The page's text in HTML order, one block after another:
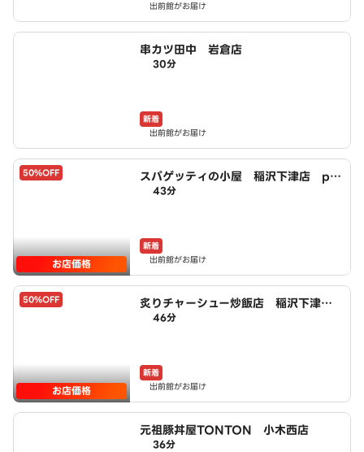
出前館がお届け
串カツ田中 岩倉店
30分
新着
出前館がお届け
50%OFF
お店価格
スパゲッティの小屋 稲沢下津店 po
wered by LAWSON
43分
新着
出前館がお届け
50%OFF
お店価格
炙りチャーシュー炒飯店 稲沢下津
店 powered by LAWSON
46分
新着
出前館がお届け
元祖豚丼屋TONTON 小木西店
36分